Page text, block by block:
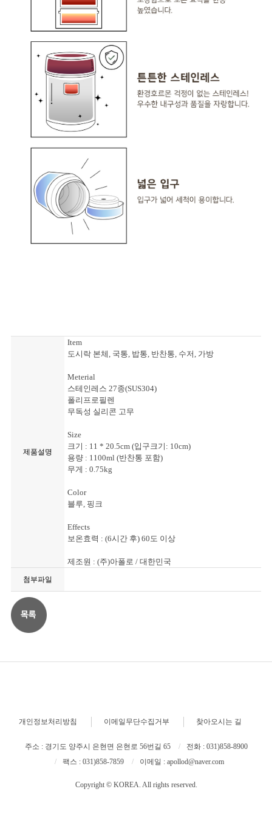
제품설명
Item
도시락 본체, 국통, 밥통, 반찬통, 수저, 가방
Meterial
스테인레스 27종(SUS304)
폴리프로필렌
무독성 실리콘 고무
Size
크기 : 11 * 20.5cm (입구크기: 10cm)
용량 : 1100ml (반찬통 포함)
무게 : 0.75kg
Color
블루, 핑크
Effects
보온효력 : (6시간 후) 60도 이상
제조원 : (주)아폴로 / 대한민국
첨부파일
개인정보처리방침 이메일무단수집거부 찾아오시는 길
주소 : 경기도 양주시 은현면 은현로 56번길 65
전화 : 031)858-8900
팩스 : 031)858-7859
이메일 : apollod@naver.com
Copyright © KOREA. All rights reserved.